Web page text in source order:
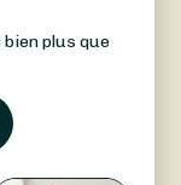
bien plus que